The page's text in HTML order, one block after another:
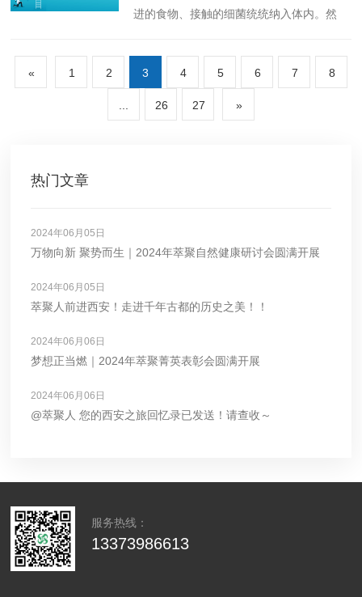
进的食物、接触的细菌统统纳入体内。然
将会产生一系列病变。因此，要想百病不
生、青春永驻的关键就是要——排毒！排
« 1 2 3 4 5 6 7 8
26 27 »
热门文章
2024年06月05日
万物向新 聚势而生｜2024年萃聚自然健康研讨会圆满开展
2024年06月05日
萃聚人前进西安！走进千年古都的历史之美！！
2024年06月06日
梦想正当燃｜2024年萃聚菁英表彰会圆满开展
2024年06月06日
@萃聚人 您的西安之旅回忆录已发送！请查收～
服务热线：
13373986613